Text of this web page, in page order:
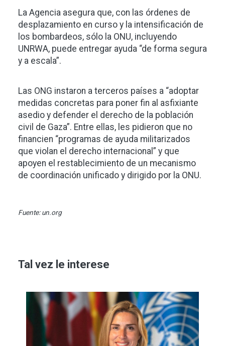
La Agencia asegura que, con las órdenes de
desplazamiento en curso y la intensificación de
los bombardeos, sólo la ONU, incluyendo
UNRWA, puede entregar ayuda “de forma segura
y a escala”.
Las ONG instaron a terceros países a “adoptar
medidas concretas para poner fin al asfixiante
asedio y defender el derecho de la población
civil de Gaza”. Entre ellas, les pidieron que no
financien “programas de ayuda militarizados
que violan el derecho internacional” y que
apoyen el restablecimiento de un mecanismo
de coordinación unificado y dirigido por la ONU.
Fuente: un.org
Tal vez le interese
Imagen